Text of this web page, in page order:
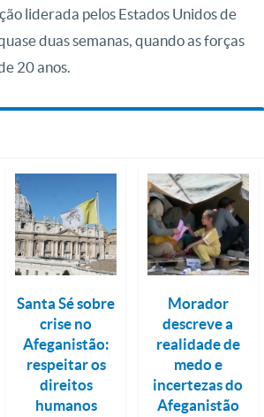
liderada pelos Estados Unidos de
duas semanas, quando as forças
20 anos.
Santa Sé sobre
crise no
Afeganistão:
respeitar os
direitos
humanos
Morador
descreve a
realidade de
medo e
incertezas do
Afeganistão